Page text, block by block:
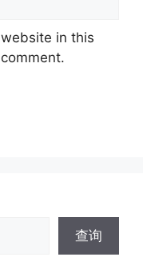
in this
查询